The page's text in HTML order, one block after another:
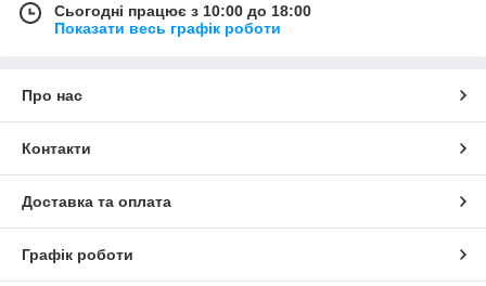
Сьогодні працює з 10:00 до 18:00
Показати весь графік роботи
Про нас
Контакти
Доставка та оплата
Графік роботи